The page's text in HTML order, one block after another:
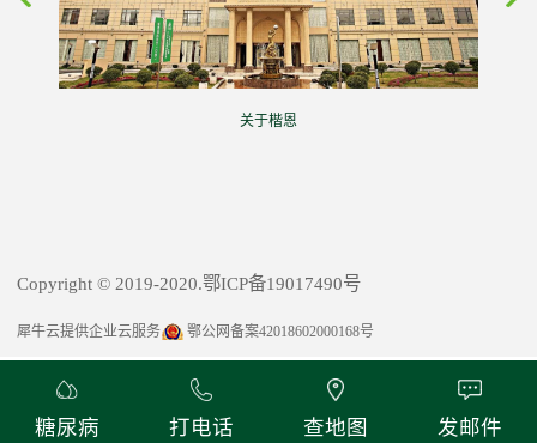
关于楷恩
Copyright © 2019-2020.鄂ICP备19017490号
犀牛云提供企业云服务 鄂公网备案42018602000168号
糖尿病 打电话 查地图 发邮件